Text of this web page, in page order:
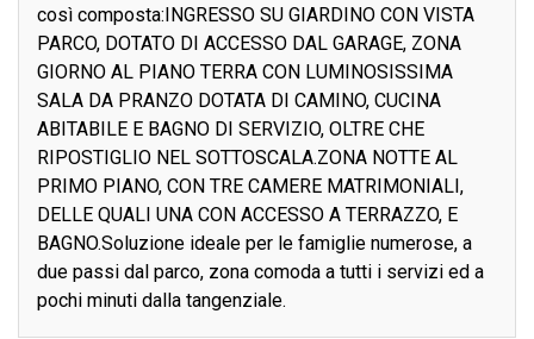
così composta:INGRESSO SU GIARDINO CON VISTA
PARCO, DOTATO DI ACCESSO DAL GARAGE, ZONA
GIORNO AL PIANO TERRA CON LUMINOSISSIMA
SALA DA PRANZO DOTATA DI CAMINO, CUCINA
ABITABILE E BAGNO DI SERVIZIO, OLTRE CHE
RIPOSTIGLIO NEL SOTTOSCALA.ZONA NOTTE AL
PRIMO PIANO, CON TRE CAMERE MATRIMONIALI,
DELLE QUALI UNA CON ACCESSO A TERRAZZO, E
BAGNO.Soluzione ideale per le famiglie numerose, a
due passi dal parco, zona comoda a tutti i servizi ed a
pochi minuti dalla tangenziale.